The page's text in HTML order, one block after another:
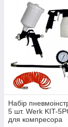
Набір
5 шт. Werk KIT-
для компресора